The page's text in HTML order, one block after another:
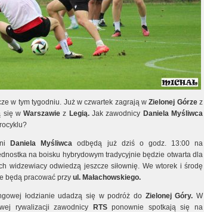
w tym tygodniu. Już w czwartek zagrają wZielonej Górzez
się wWarszawiez Legią.Jak zawodnicy Daniela Myśliwca
Daniela Myśliwca odbędą już dziś o godz. 13:00 na
na boisku hybrydowym tradycyjnie będzie otwarta dla
widzewiacy odwiedzą jeszcze siłownię. We wtorek i środę
będą pracować przy ul. Małachowskiego.
łodzianie udadzą się w podróż do Zielonej Góry. W
rywalizacji zawodnicy
RTSponownie spotkają się na